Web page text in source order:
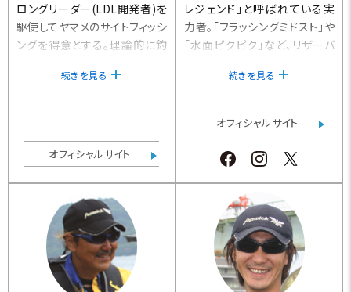
ロングリーダー(LDL開発者)を
駆使してヤマメのサイトフィッシ
ングを得意とする。理論的に釣
年間120日ほど魚と格闘してい
続きを見る
オフィシャルサイト
レジェンド」と呼ばれている実
力者。「フラッシングミドスト」や
「水面ピクピク」など、リザーバ
た。フィッシングガイド業を行な
山村村議会議員としても活動し
ている。
続きを見る
オフィシャルサイト